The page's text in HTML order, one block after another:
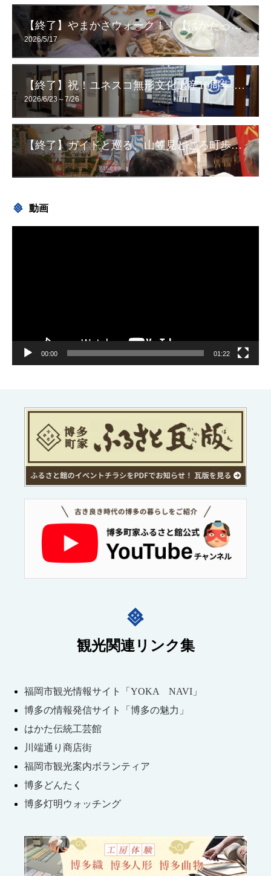
【終了】やまかさウォーク！！【はかたっ子CLUB】
2026/5/17
【終了】祝！ユネスコ無形文化遺産10周年 想いを伝える！ 令和8年度 博多祇園山笠展【企画展】
2026/6/23～7/26
【終了】ガイドと巡る、山笠見どころ町歩き！
動画
00:00 01:22
観光関連リンク集
福岡市観光情報サイト「YOKA NAVI」
博多の情報発信サイト「博多の魅力」
はかた伝統工芸館
川端通り商店街
福岡市観光案内ボランティア
博多どんたく
博多灯明ウォッチング